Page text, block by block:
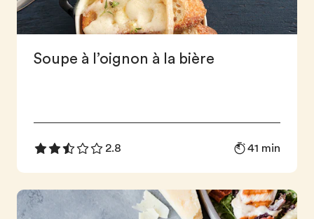
Soupe à l’oignon à la bière
2.8 41 min